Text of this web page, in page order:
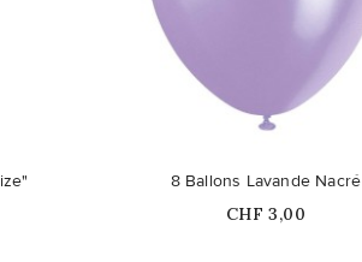
8 Ballons Lavande Nacré
Prix
CHF 3,00